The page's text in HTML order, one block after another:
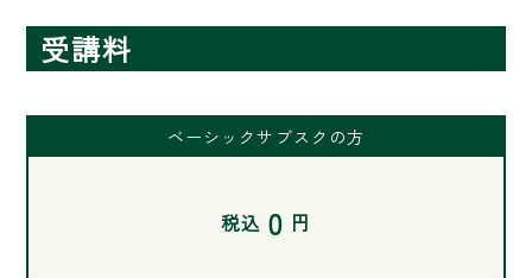
受講料
ベーシックサブスクの方
税込 0 円